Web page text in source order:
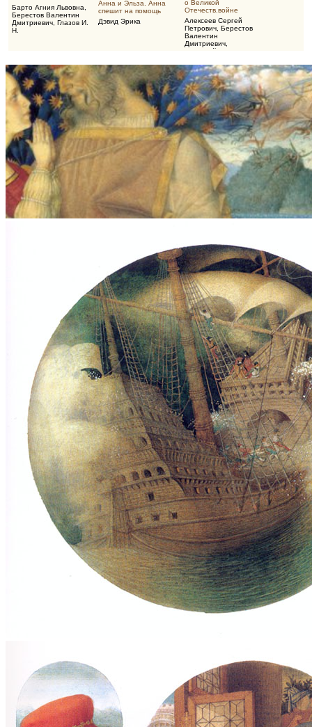
Барто Агния Львовна
Берестов Валентин
Дмитриевич Глазов И.
Н.
Анна и Эльза. Анна
спешит на помощь
Дэвид Эрика
о Великой
Отечеств.войне
Алексеев Сергей
Петрович Берестов
Валентин
Дмитриевич
Воскобойников